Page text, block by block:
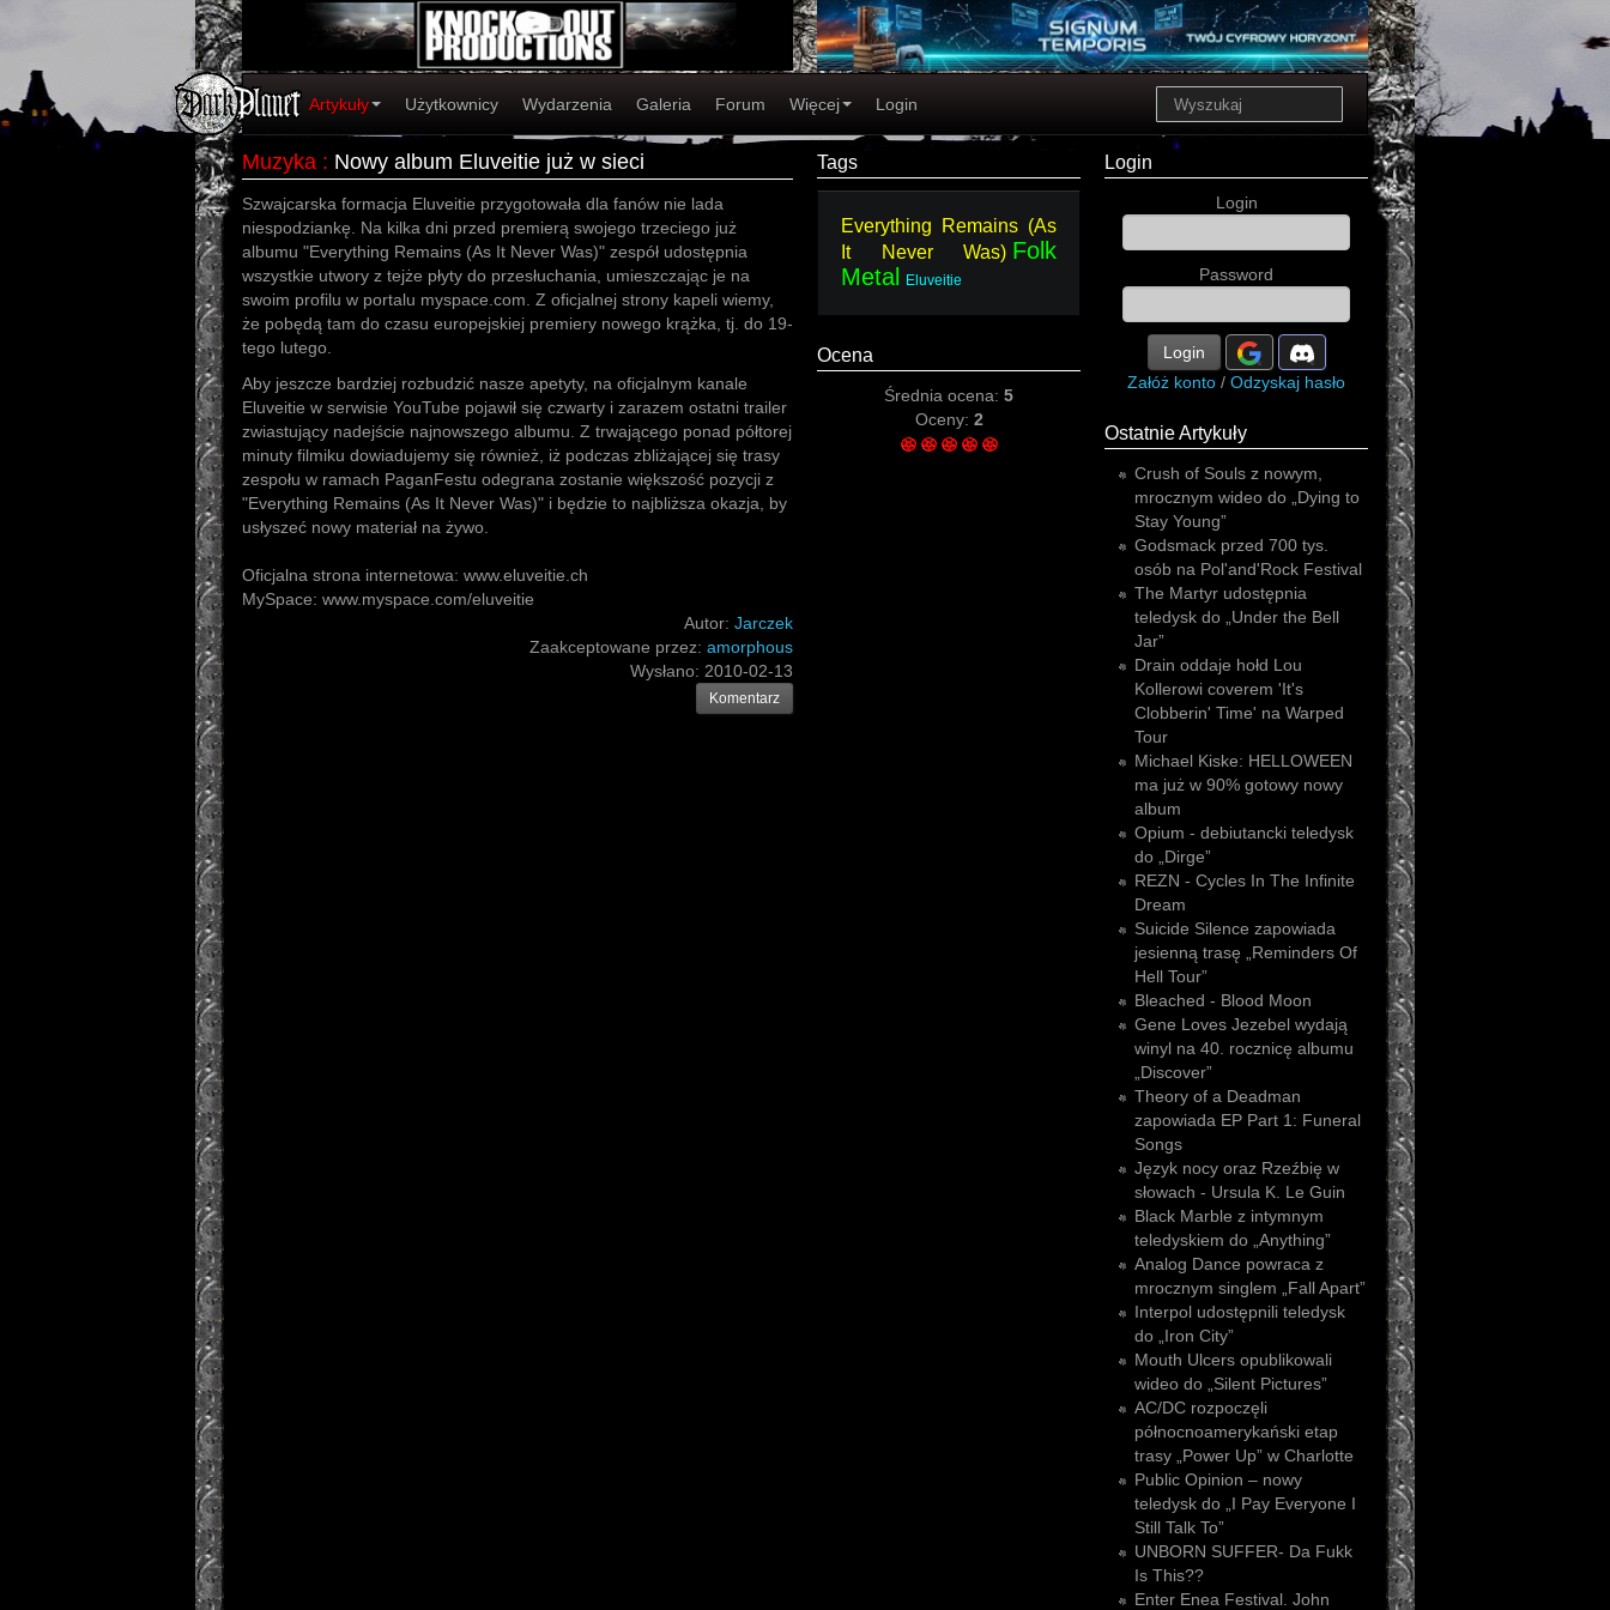
Artykuły Użytkownicy Wydarzenia Galeria Forum Więcej Login
Muzyka : Nowy album Eluveitie już w sieci
Szwajcarska formacja Eluveitie przygotowała dla fanów nie lada
niespodziankę. Na kilka dni przed premierą swojego trzeciego już
albumu "Everything Remains (As It Never Was)" zespół udostępnia
wszystkie utwory z tejże płyty do przesłuchania, umieszczając je na
swoim profilu w portalu myspace.com. Z oficjalnej strony kapeli wiemy,
że pobędą tam do czasu europejskiej premiery nowego krążka, tj. do 19-
tego lutego.
Aby jeszcze bardziej rozbudzić nasze apetyty, na oficjalnym kanale
Eluveitie w serwisie YouTube pojawił się czwarty i zarazem ostatni trailer
zwiastujący nadejście najnowszego albumu. Z trwającego ponad półtorej
minuty filmiku dowiadujemy się również, iż podczas zbliżającej się trasy
zespołu w ramach PaganFestu odegrana zostanie większość pozycji z
"Everything Remains (As It Never Was)" i będzie to najbliższa okazja, by
usłyszeć nowy materiał na żywo.
Oficjalna strona internetowa: www.eluveitie.ch
MySpace: www.myspace.com/eluveitie
Autor: Jarczek
Zaakceptowane przez: amorphous
Wysłano: 2010-02-13
Komentarz
Tags
Everything Remains (As
It Never Was) Folk
Metal
Eluveitie
Ocena
Średnia ocena: 5
Oceny: 2
Login
Login
Password
Login
Załóż konto / Odzyskaj hasło
Ostatnie Artykuły
Crush of Souls z nowym,
mrocznym wideo do „Dying to
Stay Young”
Godsmack przed 700 tys.
osób na Pol'and'Rock Festival
The Martyr udostępnia
teledysk do „Under the Bell
Jar”
Drain oddaje hołd Lou
Kollerowi coverem 'It's
Clobberin' Time' na Warped
Tour
Michael Kiske: HELLOWEEN
ma już w 90% gotowy nowy
album
Opium - debiutancki teledysk
do „Dirge”
REZN - Cycles In The Infinite
Dream
Suicide Silence zapowiada
jesienną trasę „Reminders Of
Hell Tour”
Bleached - Blood Moon
Gene Loves Jezebel wydają
winyl na 40. rocznicę albumu
„Discover”
Theory of a Deadman
zapowiada EP Part 1: Funeral
Songs
Język nocy oraz Rzeźbię w
słowach - Ursula K. Le Guin
Black Marble z intymnym
teledyskiem do „Anything”
Analog Dance powraca z
mrocznym singlem „Fall Apart”
Interpol udostępnili teledysk
do „Iron City”
Mouth Ulcers opublikowali
wideo do „Silent Pictures”
AC/DC rozpoczęli
północnoamerykański etap
trasy „Power Up” w Charlotte
Public Opinion – nowy
teledysk do „I Pay Everyone I
Still Talk To”
UNBORN SUFFER- Da Fukk
Is This??
Enter Enea Festival. John